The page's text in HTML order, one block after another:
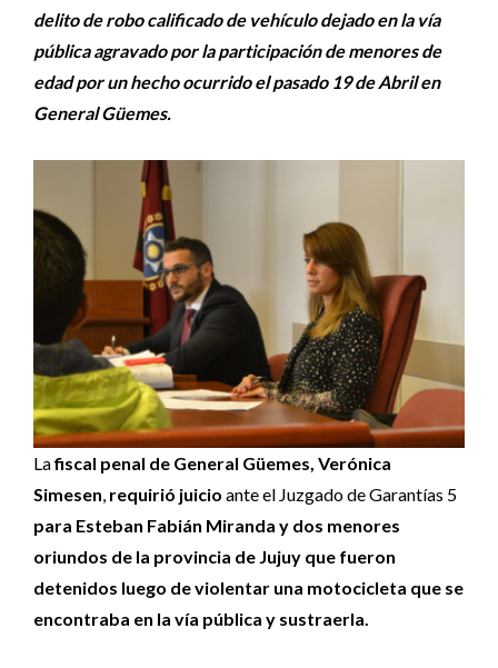
delito de robo calificado de vehículo dejado en la vía
pública agravado por la participación de menores de
edad por un hecho ocurrido el pasado 19 de Abril en
General Güemes.
Lafiscal penal de General Güemes, Verónica
Simesen, requirió juicio ante el Juzgado de Garantías 5
para Esteban Fabián Miranda y dos menores
oriundos de la provincia de Jujuy que fueron
detenidos luego de violentar una motocicleta que se
encontraba en la vía pública y sustraerla.